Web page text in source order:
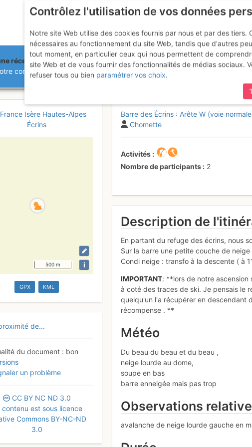
récente et importante mise à jour du site,si certaines pages ne sont
compte sur le site.
Barre des Écrins : Arête W (voie
France Isère Hautes-Alpes
Écrins
500 m i
GPX KML
de...
du document
bon
un problème
CC BY NC ND 3.0
contenu est sous licence
Commons BY-NC-ND
3.0
Barre des Écrins : Arête W (voie
Chomette
Activités
Nombre de participants
2
Description de
En partant du refuge des écrins, nous
Sur la barre une petite couche de
Condi neige : transfo à la descente ( à
IMPORTANT: **lors de notre
à coté des traces de ski. Je pensais le
quelqu'un l'a récupérer en descendant
récompense . **
Météo
Du beau du beau et du beau ,
neige lourde au dome,
soupe en bas
barre enneigée mais pas trop
Observations
avalanche de neige lourde gauche en
Contrôlez l'utilisation de vos données
Notre site Web utilise des cookies fournis par nous et par des tiers.
nécessaires au fonctionnement du site Web, tandis que d'autres
tout moment, en particulier ceux qui nous permettent de
site Web et de vous fournir des fonctionnalités de médias sociaux.
refuser tous ou bien paramétrer vos choix.